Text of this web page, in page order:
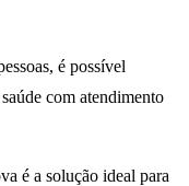
é possível
com atendimento
é a solução ideal para